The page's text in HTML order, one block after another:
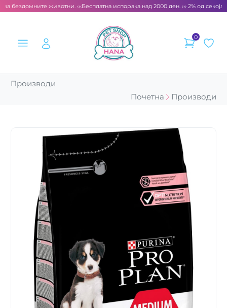
бездомните животни. ‹‹‹Бесплатна испорака над 2000 ден. ››› 2% од секоја
0
Производи
Почетна
Производи